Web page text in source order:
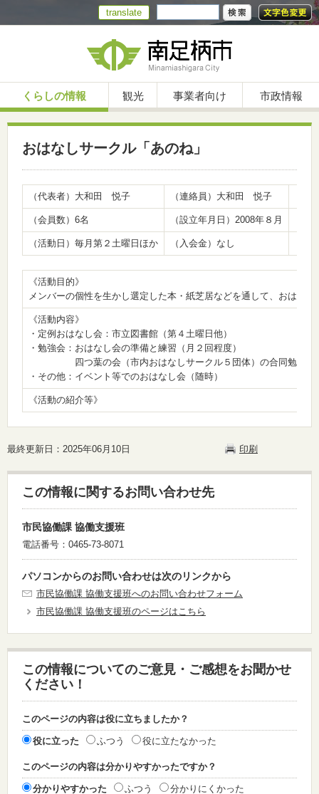
translate
くらしの情報 観光 事業者向け 市政情報
おはなしサークル「あのね」
（代表者）大和田 悦子 （連絡員）大和田 悦子
（会員数）6名 （設立年月日）2008年８月
（活動日）毎月第２土曜日ほか （入会金）なし
《活動目的》
メンバーの個性を生かし選定した本・紙芝居などを通して、おはな
《活動内容》
・定例おはなし会：市立図書館（第４土曜日他）
・勉強会：おはなし会の準備と練習（月２回程度）
四つ葉の会（市内おはなしサークル５団体）の合同勉強会
・その他：イベント等でのおはなし会（随時）
《活動の紹介等》
最終更新日：2025年06月10日 印刷
この情報に関するお問い合わせ先
市民協働課 協働支援班
電話番号：0465-73-8071
パソコンからのお問い合わせは次のリンクから
市民協働課 協働支援班へのお問い合わせフォーム
市民協働課 協働支援班のページはこちら
この情報についてのご意見・ご感想をお聞かせ
ください！
このページの内容は役に立ちましたか？
役に立った ふつう 役に立たなかった
このページの内容は分かりやすかったですか？
分かりやすかった ふつう 分かりにくかった